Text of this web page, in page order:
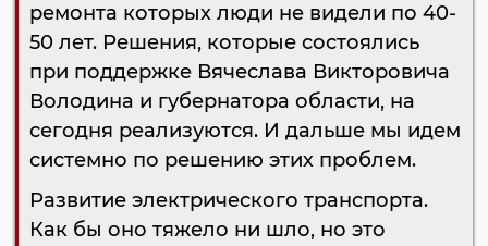
ремонта которых люди не видели по 40-
50 лет. Решения, которые состоялись
при поддержке Вячеслава Викторовича
Володина и губернатора области, на
сегодня реализуются. И дальше мы идем
системно по решению этих проблем.
Развитие электрического транспорта.
Как бы оно тяжело ни шло, но это